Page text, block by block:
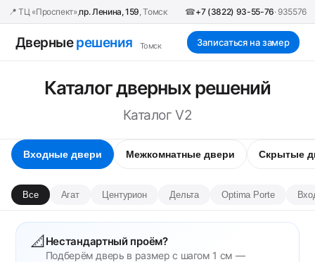
📍 ТЦ «Проспект»,пр. Ленина, 159, Томск ☎+7 (3822) 93-55-76· 935576
Дверныерешения Томск Записаться на замер
Каталог дверных решений
Каталог V2
Входные двери Межкомнатные двери Скрытые
Все Агат Центурион Дельта Optima Porte
📐 Нестандартный проём?
Подберём дверь в размер с шагом 1 см —